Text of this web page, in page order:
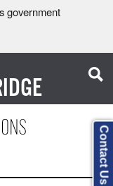
government
Contact Us